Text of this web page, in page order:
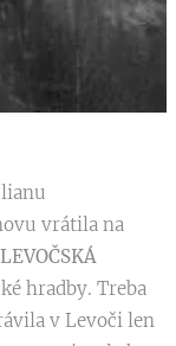
vrátila na
LEVOČSKÁ
hradby. Treba
v Levoči len